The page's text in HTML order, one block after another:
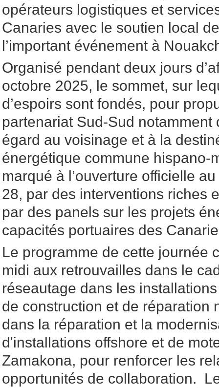
opérateurs logistiques et
Canaries avec le soutien local
l’important événement à
Organisé pendant deux jours
octobre 2025, le sommet, sur
d’espoirs sont fondés, pour
partenariat Sud-Sud notamment
égard au voisinage et à la
énergétique commune hispano-
marqué à l’ouverture officielle
28, par des interventions riches
par des panels sur les projets
capacités portuaires des
Le programme de cette journée
midi aux retrouvailles dans le
réseautage dans les
de construction et de réparation
dans la réparation et la
d'installations offshore et de
Zamakona, pour renforcer les
opportunités de collaboration.